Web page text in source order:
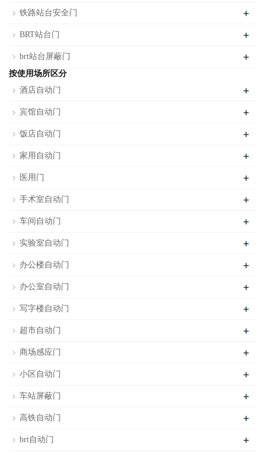
铁路站台安全门 +
BRT站台门 +
brt站台屏蔽门 +
按使用场所区分
酒店自动门
+
宾馆自动门 +
饭店自动门 +
家用自动门 +
医用门 +
手术室自动门 +
车间自动门 +
实验室自动门 +
办公楼自动门 +
办公室自动门 +
写字楼自动门 +
超市自动门 +
商场感应门 +
小区自动门 +
车站屏蔽门 +
高铁自动门 +
brt自动门 +